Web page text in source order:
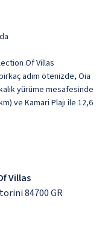
Of Villas
adım ötenizde, Oia
yürüme mesafesinde
ve Kamari Plajı ile 12,6
Villas
84700 GR